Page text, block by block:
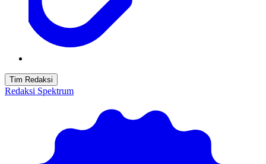
Tim Redaksi
Redaksi Spektrum